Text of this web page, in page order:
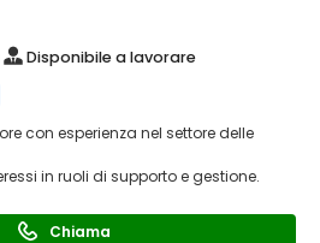
Disponibile a lavorare
con esperienza nel settore delle
in ruoli di supporto e gestione.
Chiama